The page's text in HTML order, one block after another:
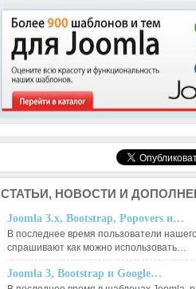
СТАТЬИ, НОВОСТИ И
Joomla 3.x, Bootstrap, Popovers и…
В последнее время пользователи
спрашивают как можно использовать…
Joomla 3, Bootstrap и Google…